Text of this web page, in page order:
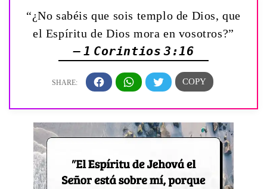
“¿No sabéis que sois templo de Dios, que
el Espíritu de Dios mora en vosotros?”
— 1 Corintios 3:16